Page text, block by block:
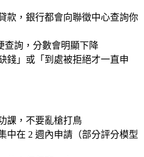
款，銀行都會向聯徵中心查詢你
查詢 ，分數會明顯下降
錢」或「到處被拒絕才一直申
課，不要亂槍打鳥
中在 2 週內申請（部分評分模型